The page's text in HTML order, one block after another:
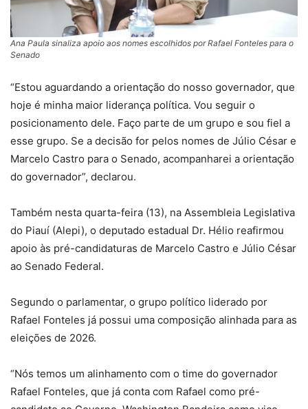
Ana Paula sinaliza apoio aos nomes escolhidos por Rafael Fonteles para o
Senado
“Estou aguardando a orientação do nosso governador, que
hoje é minha maior liderança política. Vou seguir o
posicionamento dele. Faço parte de um grupo e sou fiel a
esse grupo. Se a decisão for pelos nomes de Júlio César e
Marcelo Castro para o Senado, acompanharei a orientação
do governador”, declarou.
Também nesta quarta-feira (13), na Assembleia Legislativa
do Piauí (Alepi), o deputado estadual Dr. Hélio reafirmou
apoio às pré-candidaturas de Marcelo Castro e Júlio César
ao Senado Federal.
Segundo o parlamentar, o grupo político liderado por
Rafael Fonteles já possui uma composição alinhada para as
eleições de 2026.
“Nós temos um alinhamento com o time do governador
Rafael Fonteles, que já conta com Rafael como pré-